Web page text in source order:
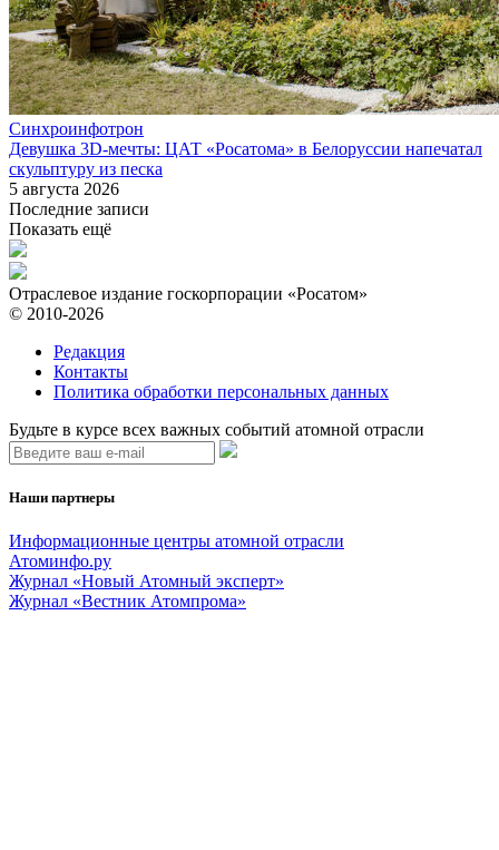
Синхроинфотрон
Девушка 3D-мечты: ЦАТ «Росатома» в Белоруссии напечатал
скульптуру из песка
5 августа 2026
Последние записи
Показать ещё
Отраслевое издание госкорпорации «Росатом»
© 2010-2026
Редакция
Контакты
Политика обработки персональных данных
Будьте в курсе всех важных событий атомной отрасли
Наши партнеры
Информационные центры атомной отрасли
Атоминфо.ру
Журнал «Новый Атомный эксперт»
Журнал «Вестник Атомпрома»